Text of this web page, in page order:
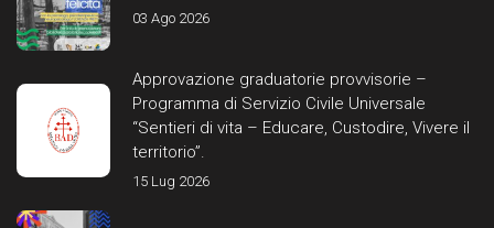
03 Ago 2026
Approvazione graduatorie provvisorie –
Programma di Servizio Civile Universale
“Sentieri di vita – Educare, Custodire, Vivere il
territorio”.
15 Lug 2026